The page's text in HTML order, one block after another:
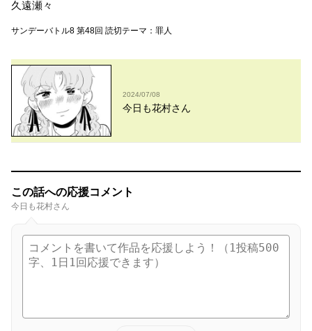
久遠瀬々
サンデーバトル8 第48回 読切テーマ：罪人
2024/07/08
今日も花村さん
この話への応援コメント
今日も花村さん